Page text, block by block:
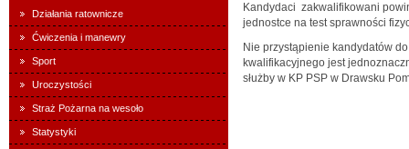
Działania ratownicze
Ćwiczenia i manewry
Sport
Uroczystości
Straż Pożarna na wesoło
Statystyki
Kandydaci zakwalifikowani
jednostce na test sprawności
Nie przystąpienie kandydatów
kwalifikacyjnego jest
służby w KP PSP w Drawsku